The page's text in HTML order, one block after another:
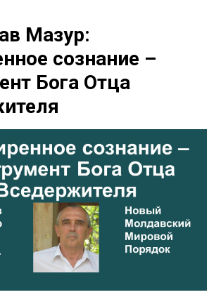
Мазур:
сознание –
Бога Отца